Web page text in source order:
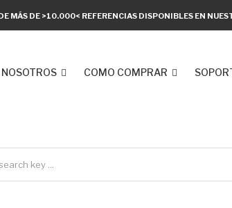
MÁS DE >10.000< REFERENCIAS DISPONIBLES EN
NOSOTROS COMO COMPRAR